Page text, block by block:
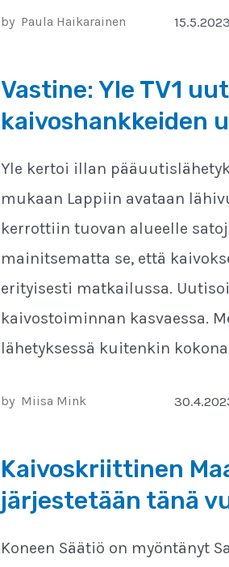
by Paula Haikarainen 15.5.2023
Vastine: Yle TV1
kaivoshankkeiden
Yle kertoi illan
mukaan Lappiin avataan
kerrottiin tuovan alueelle
mainitsematta se, että
erityisesti matkailussa.
kaivostoiminnan kasvaessa.
lähetyksessä kuitenkin
by Miisa Mink
Kaivoskriittinen
järjestetään tänä
Koneen Säätiö on myöntänyt